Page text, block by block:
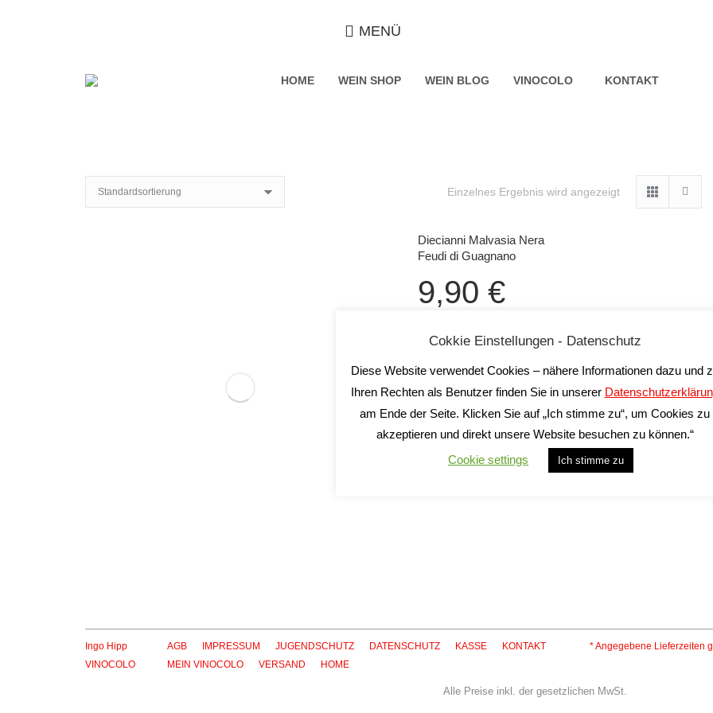
MENÜ
HOME WEIN SHOP WEIN BLOG VINOCOLO KONTAKT
Einzelnes Ergebnis wird angezeigt
Diecianni Malvasia Nera
Feudi di Guagnano
9,90 €
Enthält Alkohol, Allergenhinweis: enthält Sulfite
inkl. 19 % MwSt.
zzgl. Versandkosten
Lieferzeit:2-5 Tage*
In den Warenkorb
Ingo Hipp
VINOCOLO
AGB IMPRESSUM JUGENDSCHUTZ DATENSCHUTZ KASSE
KONTAKT
MEIN VINOCOLO
VERSAND HOME
* Angegebene Lieferzeiten
Alle Preise inkl. der gesetzlichen MwSt.
Cokkie Einstellungen - Datenschutz
Diese Website verwendet Cookies – nähere Informationen dazu und
Ihren Rechten als Benutzer finden Sie in unserer
am Ende der Seite. Klicken Sie auf „Ich stimme zu“, um Cookies zu
akzeptieren und direkt unsere Website besuchen zu können.“
Cookie settings
Ich stimme zu